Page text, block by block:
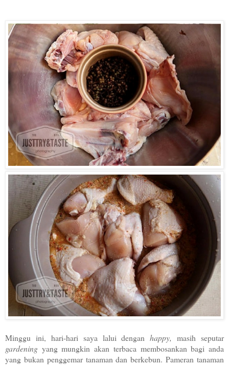
Minggu ini, hari-hari saya lalui denganhappy,masih seputar
gardening yang mungkin akan terbaca membosankan bagi anda
yang bukan penggemar tanaman dan berkebun. Pameran tanaman